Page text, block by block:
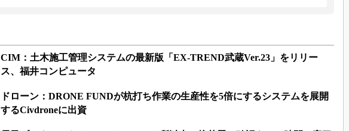
CIM：土木施工管理システムの最新版「EX-TREND武蔵Ver.23」をリリー
ス、福井コンピュータ
ドローン：DRONE FUNDが杭打ち作業の生産性を5倍にするシステムを展開
するCivdroneに出資